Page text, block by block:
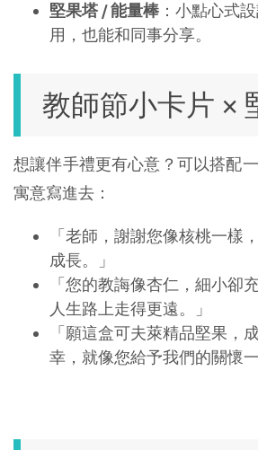
堅果塔 / 能量棒 ：小點心式
用，也能和同事分享。
教師節小卡片 ×
想讓伴手禮更有心意？可以搭配
寓意寫進去：
「老師，謝謝您像核桃一樣
成長。」
「您的教誨像杏仁，細小卻
人生路上走得更遠。」
「願這盒可夫萊精品堅果，
幸，就像您給予我們的關懷一